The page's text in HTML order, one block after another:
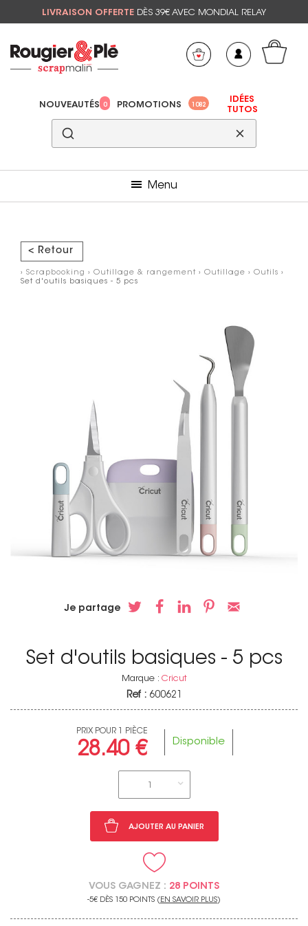
LIVRAISON OFFERTE DÈS 39€ AVEC MONDIAL RELAY
NOUVEAUTÉS 0 PROMOTIONS 1082
IDÉES
TUTOS
Menu
< Retour
› Scrapbooking › Outillage & rangement › Outillage › Outils ›
Set d'outils basiques - 5 pcs
Je partage
Set d'outils basiques - 5 pcs
Marque : Cricut
Ref : 600621
PRIX POUR 1 PIÈCE
28.40 € Disponible
AJOUTER AU PANIER
VOUS GAGNEZ : 28 POINTS
-5€ DÈS 150 POINTS ( EN SAVOIR PLUS)